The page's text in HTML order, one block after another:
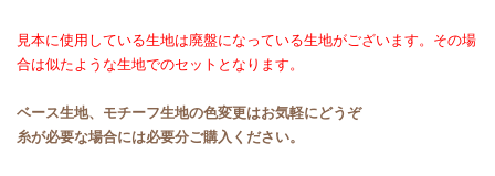
見本に使用している生地は廃盤になっている生地がございます。その場
合は似たような生地でのセットとなります。
ベース生地、モチーフ生地の色変更はお気軽にどうぞ
糸が必要な場合には必要分ご購入ください。